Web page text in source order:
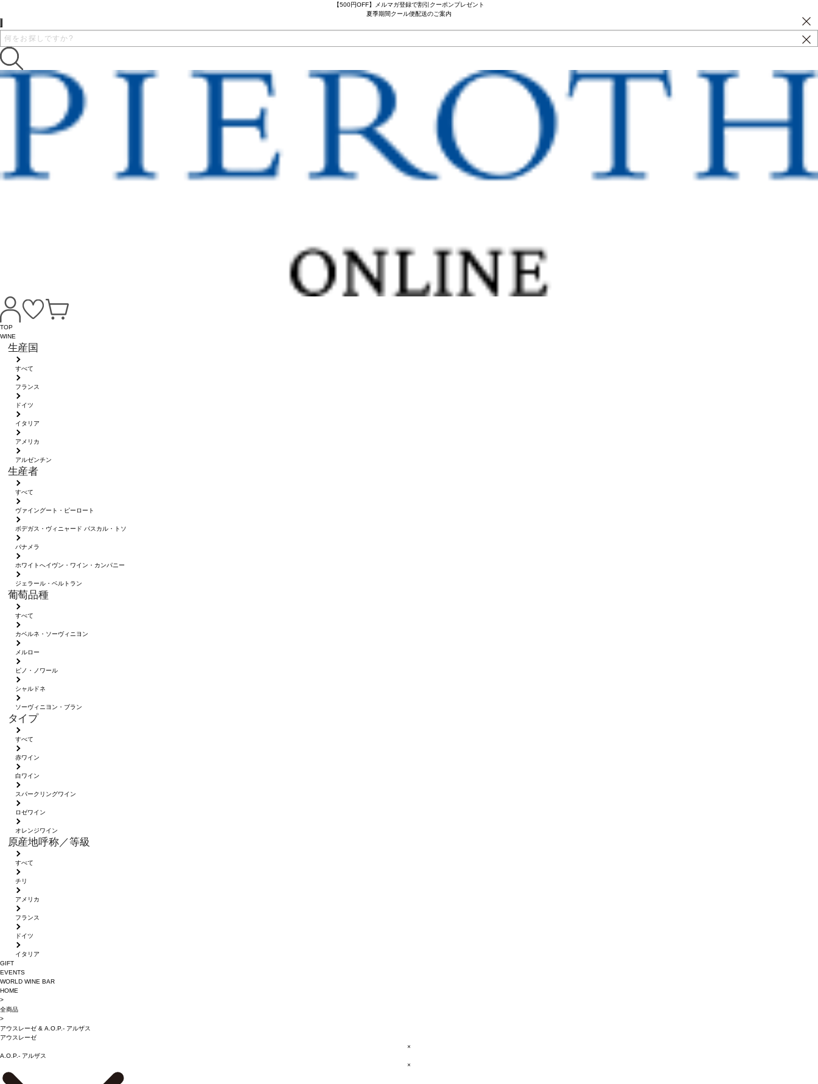
【500円OFF】メルマガ登録で割引クーポンプレゼント
夏季期間クール便配送のご案内
TOP
WINE
生産国
すべて
フランス
ドイツ
イタリア
アメリカ
アルゼンチン
生産者
すべて
ヴァイングート・ピーロート
ボデガス・ヴィニャード パスカル・トソ
パナメラ
ホワイトへイヴン・ワイン・カンパニー
ジェラール・ベルトラン
葡萄品種
すべて
カベルネ・ソーヴィニヨン
メルロー
ピノ・ノワール
シャルドネ
ソーヴィニヨン・ブラン
タイプ
すべて
赤ワイン
白ワイン
スパークリングワイン
ロゼワイン
オレンジワイン
原産地呼称／等級
すべて
チリ
アメリカ
フランス
ドイツ
イタリア
GIFT
EVENTS
WORLD WINE BAR
HOME
>
全商品
>
アウスレーゼ& A.O.P.- アルザス
アウスレーゼ
×
A.O.P.- アルザス
×